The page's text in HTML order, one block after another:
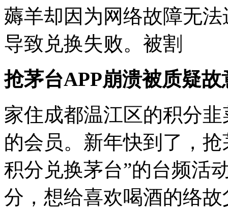
薅羊却因为网络故障无
导致兑换失败。被割
抢茅台APP崩溃被质疑故
家住成都温江区的积分
的会员。新年快到了，
积分兑换茅台”的台频活
分，想给喜欢喝酒的络